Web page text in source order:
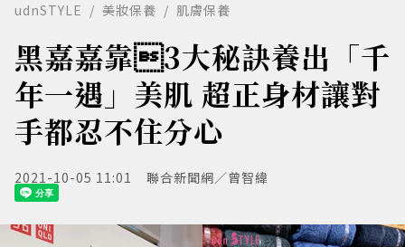
udnSTYLE 美妝保養 肌膚保養
黑嘉嘉靠3大秘訣養出「千
年一遇」美肌 超正身材讓對
手都忍不住分心
2021-10-05 11:01 聯合新聞網／曾智緯